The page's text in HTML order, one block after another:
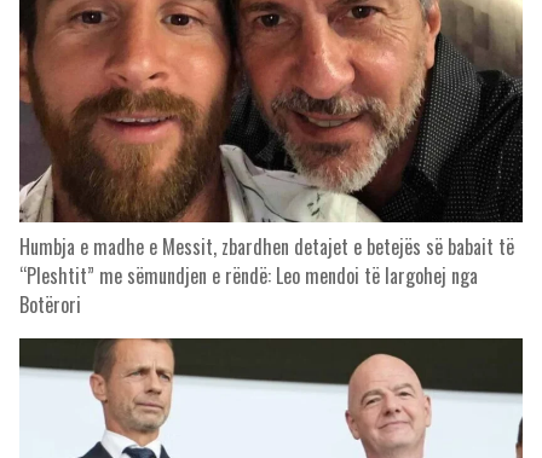
Humbja e madhe e Messit, zbardhen detajet e betejës së babait të
“Pleshtit” me sëmundjen e rëndë: Leo mendoi të largohej nga
Botërori